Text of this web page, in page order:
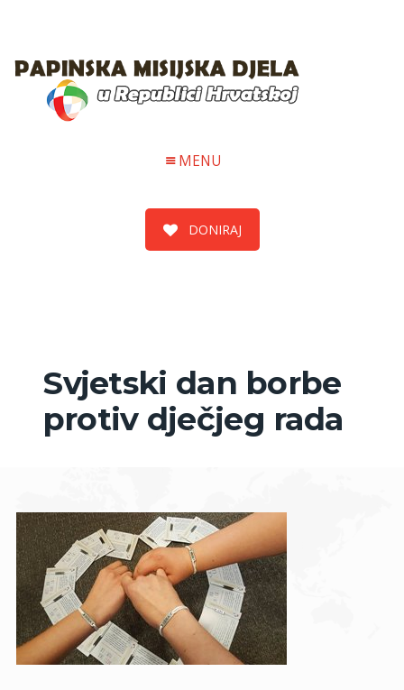
MENU
DONIRAJ
Svjetski dan borbe
protiv dječjeg rada